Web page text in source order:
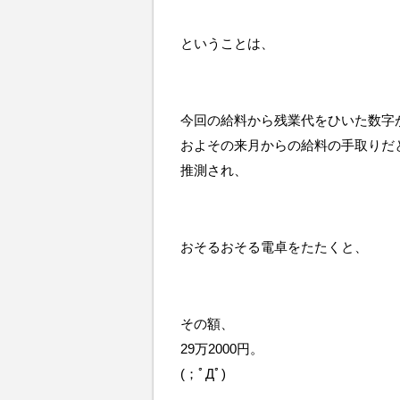
ということは、
今回の給料から残業代をひいた数字
およその来月からの給料の手取りだ
推測され、
おそるおそる電卓をたたくと、
その額、
29万2000円。
(；ﾟДﾟ)